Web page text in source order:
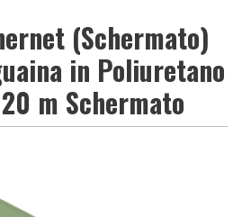
(Schermato)
in Poliuretano
m Schermato